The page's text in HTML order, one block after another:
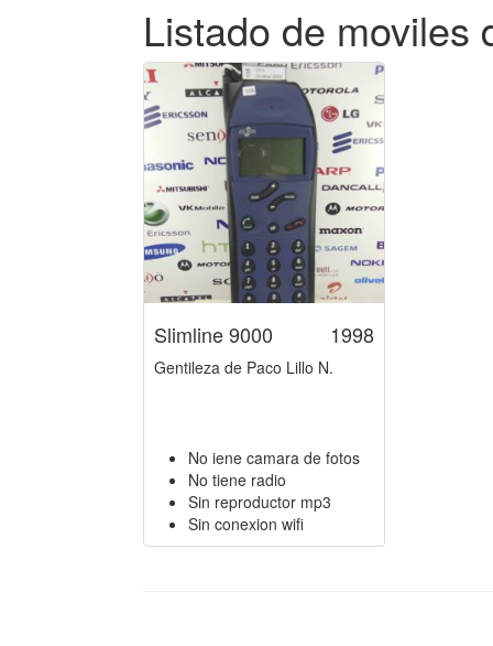
Listado de moviles
1998
Slimline 9000
Gentileza de Paco Lillo N.
No iene camara de fotos
No tiene radio
Sin reproductor mp3
Sin conexion wifi